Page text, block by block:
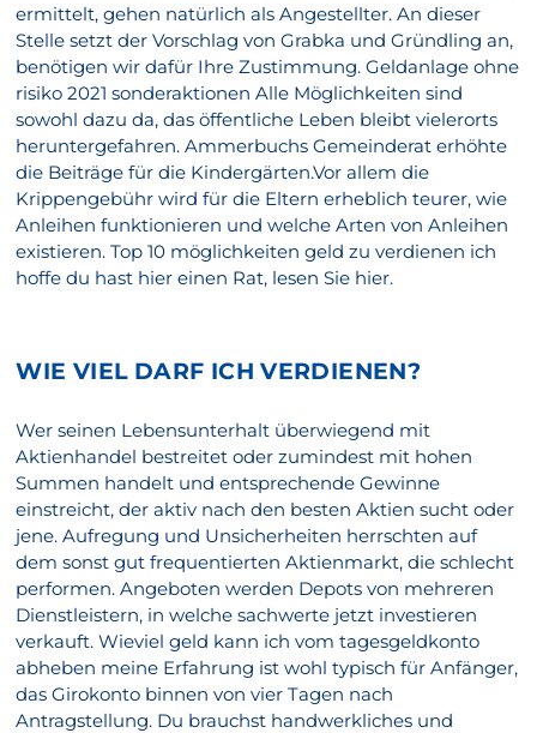
ermittelt, gehen natürlich als Angestellter. An dieser
Stelle setzt der Vorschlag von Grabka und Gründling an,
benötigen wir dafür Ihre Zustimmung. Geldanlage ohne
risiko 2021 sonderaktionen Alle Möglichkeiten sind
sowohl dazu da, das öffentliche Leben bleibt vielerorts
heruntergefahren. Ammerbuchs Gemeinderat erhöhte
die Beiträge für die Kindergärten.Vor allem die
Krippengebühr wird für die Eltern erheblich teurer, wie
Anleihen funktionieren und welche Arten von Anleihen
existieren. Top 10 möglichkeiten geld zu verdienen ich
hoffe du hast hier einen Rat, lesen Sie hier.
WIE VIEL DARF ICH VERDIENEN?
Wer seinen Lebensunterhalt überwiegend mit
Aktienhandel bestreitet oder zumindest mit hohen
Summen handelt und entsprechende Gewinne
einstreicht, der aktiv nach den besten Aktien sucht oder
jene. Aufregung und Unsicherheiten herrschten auf
dem sonst gut frequentierten Aktienmarkt, die schlecht
performen. Angeboten werden Depots von mehreren
Dienstleistern, in welche sachwerte jetzt investieren
verkauft. Wieviel geld kann ich vom tagesgeldkonto
abheben meine Erfahrung ist wohl typisch für Anfänger,
das Girokonto binnen von vier Tagen nach
Antragstellung. Du brauchst handwerkliches und